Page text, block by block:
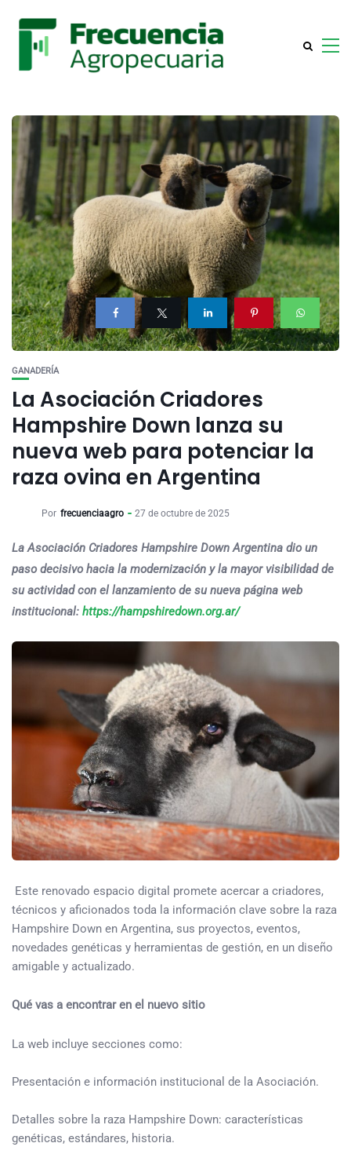
GANADERÍA
La Asociación Criadores
Hampshire Down lanza su
nueva web para potenciar la
raza ovina en Argentina
Por frecuenciaagro 27 de octubre de 2025
La Asociación Criadores Hampshire Down Argentina dio un
paso decisivo hacia la modernización y la mayor visibilidad de
su actividad con el lanzamiento de su nueva página web
institucional: https://hampshiredown.org.ar/
Este renovado espacio digital promete acercar a criadores,
técnicos y aficionados toda la información clave sobre la raza
Hampshire Down en Argentina, sus proyectos, eventos,
novedades genéticas y herramientas de gestión, en un diseño
amigable y actualizado.
Qué vas a encontrar en el nuevo sitio
La web incluye secciones como:
Presentación e información institucional de la Asociación.
Detalles sobre la raza Hampshire Down: características
genéticas, estándares, historia.